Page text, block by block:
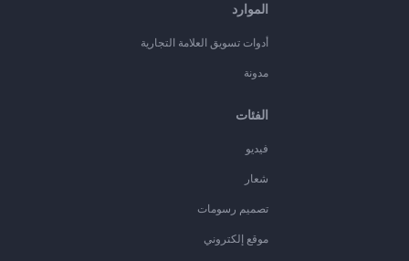
الموارد
أدوات تسويق العلامة التجارية
مدونة
الفئات
فيديو
شعار
تصميم رسومات
موقع إلكتروني